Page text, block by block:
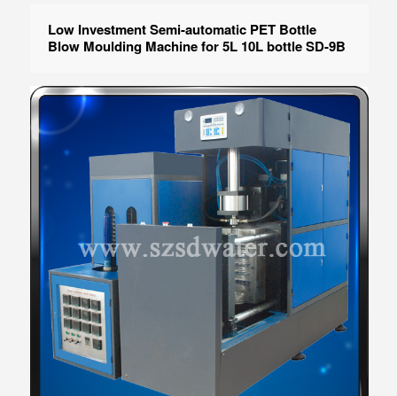
Low Investment Semi-automatic PET Bottle
Blow Moulding Machine for 5L 10L bottle SD-9B